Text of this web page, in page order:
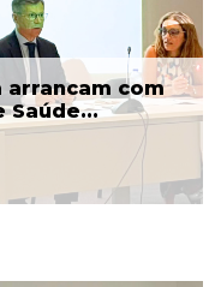
arrancam com
Saúde...